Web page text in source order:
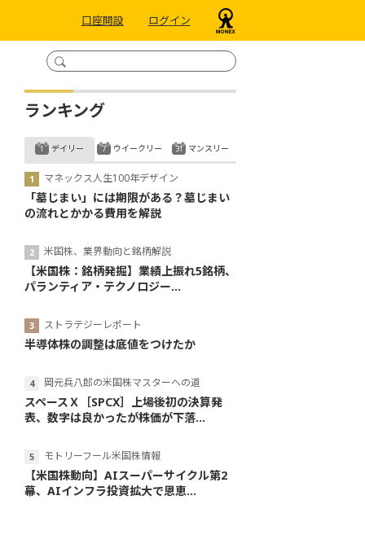
口座開設 ログイン
ランキング
デイリー
マネックス人生100年デザイン
「墓じまい」には期限がある？墓じまい
の流れとかかる費用を解説
米国株、業界動向と銘柄解説
【米国株：銘柄発掘】業績上振れ5銘柄、
パランティア・テクノロジー...
ストラテジーレポート
半導体株の調整は底値をつけたか
岡元兵八郎の米国株マスターへの道
スペースＸ［SPCX］上場後初の決算発
表、数字は良かったが株価が下落...
モトリーフール米国株情報
【米国株動向】AIスーパーサイクル第2
幕、AIインフラ投資拡大で恩恵...
ウイークリー マンスリー